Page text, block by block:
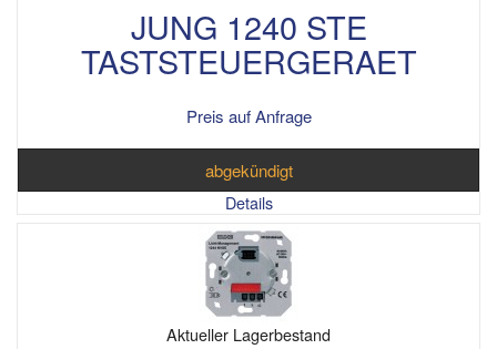
JUNG 1240 STE
TASTSTEUERGERAET
Preis auf Anfrage
abgekündigt
Details
Aktueller Lagerbestand